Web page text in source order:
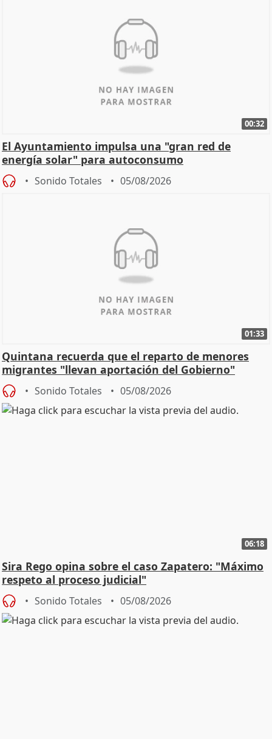
00:32
El Ayuntamiento impulsa una "gran red de
energía solar" para autoconsumo
Sonido Totales 05/08/2026
01:33
Quintana recuerda que el reparto de menores
migrantes "llevan aportación del Gobierno"
central
Sonido Totales 05/08/2026
06:18
Sira Rego opina sobre el caso Zapatero: "Máximo
respeto al proceso judicial"
Sonido Totales 05/08/2026